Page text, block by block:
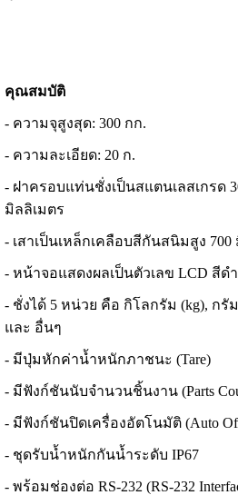
คุณสมบัติ
- ความจุสูงสุด: 300 กก.
- ความละเอียด: 20 ก.
- ฝาครอบแท่นชั่งเป็นสแตนเลสเกรด
มิลลิเมตร
- เสาเป็นเหล็กเคลือบสีกันสนิมสูง 700
- หน้าจอแสดงผลเป็นตัวเลข LCD สีด
- ชั่งได้5 หน่วย คือ กิโลกรัม (kg), กรัม
และ อื่นๆ
- มีปุ่มหักค่าน้ำหนักภาชนะ (Tare)
- มีฟังก์ชันนับจำนวนชิ้นงาน(Parts
- มีฟังก์ชันปิดเครื่องอัตโนมัติ(Auto
- ชุดรับน้ำหนักกันน้ำระดับ IP67
- พร้อมช่องต่อ RS-232 (RS-232